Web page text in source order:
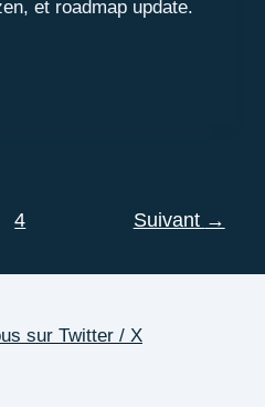
et roadmap update.
4 Suivant →
sur Twitter / X